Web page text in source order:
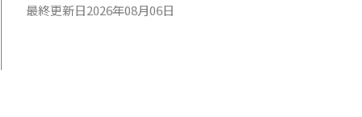
最終更新日2026年08月06日